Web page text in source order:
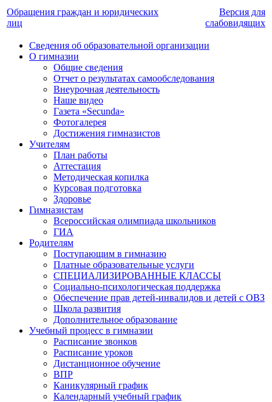
Обращения граждан и юридических
лиц
Версия для
слабовидящих
Сведения об образовательной организации
О гимназии
Общие сведения
Отчет о результатах самообследования
Внеурочная деятельность
Наше видео
Газета «Secunda»
Фотогалерея
Достижения гимназистов
Учителям
План работы
Аттестация
Методическая копилка
Курсовая подготовка
Здоровье
Гимназистам
Всероссийская олимпиада школьников
ГИА
Родителям
Поступающим в гимназию
Платные образовательные услуги
СПЕЦИАЛИЗИРОВАННЫЕ КЛАССЫ
Социально-психологическая поддержка
Обеспечение прав детей-инвалидов и детей с ОВЗ
Школа развития
Дополнительное образование
Учебный процесс в гимназии
Расписание звонков
Расписание уроков
Дистанционное обучение
ВПР
Каникулярный график
Календарный учебный график